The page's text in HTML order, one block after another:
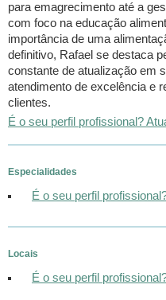
para emagrecimento até a
com foco na educação
importância de uma
definitivo, Rafael se destaca
constante de atualização em
atendimento de excelência e
clientes.
É o seu perfil profissional?
Especialidades
É o seu perfil
Locais
É o seu perfil